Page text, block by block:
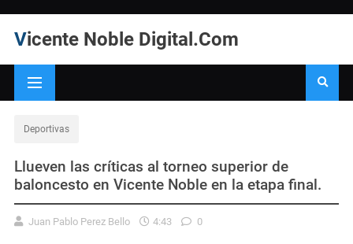
Vicente Noble Digital.Com
Deportivas
Llueven las críticas al torneo superior de
baloncesto en Vicente Noble en la etapa final.
Juan Pablo Perez Bello 4:43 0